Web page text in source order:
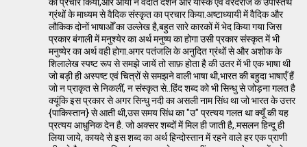
ग्रंथों के माध्यम से वैदिक संस्कृत का प्रचार किया.अष्टाध्यायी में वैदिक और
लौकिक दोनों भाषाओँ का उल्लेख है,बहुत सारे कारकों में भेद किया गया जिस
प्रकार बंगाली में मनुश्येर का अर्थ मनुष्य का होगा उसी प्रकार संस्कृत में भी
मनुष्येर का अर्थ वही होगा.अगर पतंजलि के अनुदित ग्रंथों से और अशोक के
शिलालेख स्पष्ट रूप से समझे जायें तो साफ़ होता है की उतर में भी एक भाषा थी
जो बड़ी ही अस्पष्ट एवं चित्रों से समझने वाली भाषा थी,भारत की बहुदा भाषाएँ हैं
जो न प्राकृत से निकलीं, न संस्कृत से..हिंद शब्द को भी सिन्धु से जोड़ना गलत है
क्यूंकि इस प्रकार से अगर सिन्धु नदी का असली नाम सिंध था जो भारत के उत्तर
{पाकिस्तान} से आती थी,उस समय सिंध का "उ" प्रत्यय गलत था क्यूँ की यह
प्रत्यय आधुनिक देन है. जो अक्सर शब्दों में मिल ही जाती है,.मसलन हिन्दू ही
लिया जाये, कायदे से इस शब्द का अर्थ हिन्दोस्तान में रहने वाले हर एक प्राणी